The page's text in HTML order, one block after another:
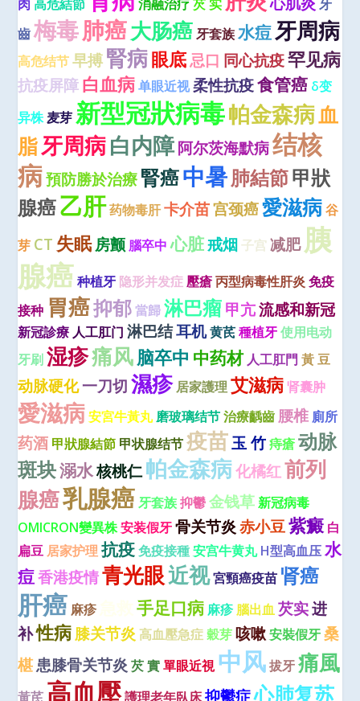
肉 高危結節 消融治疗 芡 实
牙
齒 梅毒肺癌大肠癌 牙套族 水痘牙周病
高危结节 早搏腎病眼底忌口 同心抗疫罕见病
抗疫屏障白血病 单眼近视柔性抗疫食管癌 δ变
异株麦芽 新型冠狀病毒帕金森病血
脂牙周病白内障阿尔茨海默病结核
病預防勝於治療腎癌中暑肺結節甲狀
腺癌乙肝药物毒肝卡介苗宫颈癌愛滋病 谷
芽 CT 失眠房颤 腦卒中 心脏戒烟 子宫 减肥 胰
腺癌 种植牙 隐形并发症 壓瘡 丙型病毒性肝炎 免疫
接种 胃癌抑郁 當歸 淋巴瘤甲亢流感和新冠
新冠診療 人工肛门 淋巴结耳机黄芪 種植牙 使用电动
牙刷 湿疹痛风脑卒中 中药材 人工肛門 黃 豆
动脉硬化一刀切 濕疹 居家護理 艾滋病 肾囊肿
愛滋病 安宮牛黃丸 磨玻璃结节 治療齲齒 腰椎 廁所
药酒 甲狀腺結節 甲状腺结节 疫苗玉 竹 痔瘡 动脉
斑块溺水核桃仁帕金森病化橘红前列
腺癌乳腺癌 牙套族 抑鬱 金钱草 新冠病毒
OMICRON變異株安装假牙 骨关节炎 赤小豆紫癜 白
扁豆 居家护理 抗疫 免疫接種 安宫牛黄丸 H型高血压 水
痘香港疫情青光眼近视宮頸癌疫苗 肾癌
肝癌 麻疹 手足口病 麻疹 腦出血 芡实进
补性病膝关节炎 高血壓急症 穀芽 咳嗽 安裝假牙 桑
椹患膝骨关节炎 芡 實 單眼近視 中风 拔牙 痛風
黃芪 高血壓護理老年臥床抑鬱症心肺复苏